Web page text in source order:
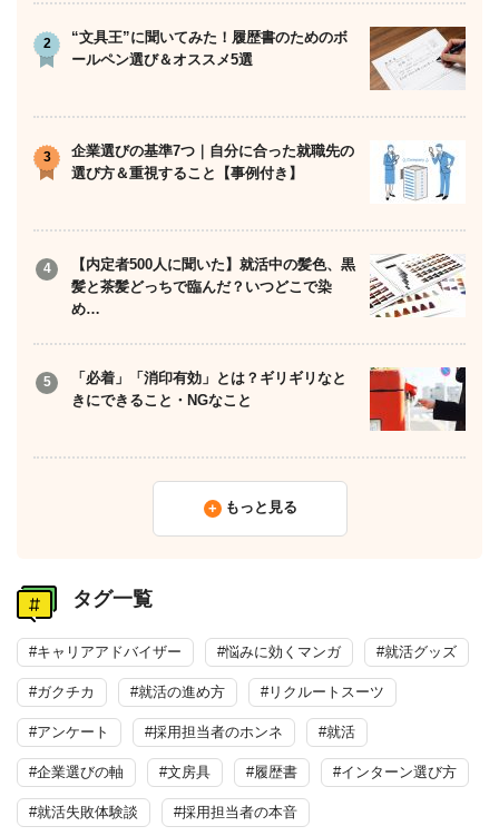
“文具王”に聞いてみた！履歴書のためのボ
ールペン選び＆オススメ5選
企業選びの基準7つ｜自分に合った就職先の
選び方＆重視すること【事例付き】
【内定者500人に聞いた】就活中の髪色、黒
髪と茶髪どっちで臨んだ？いつどこで染
め…
「必着」「消印有効」とは？ギリギリなと
きにできること・NGなこと
もっと見る
タグ一覧
#キャリアアドバイザー #悩みに効くマンガ #就活グッズ
#ガクチカ #就活の進め方 #リクルートスーツ
#アンケート #採用担当者のホンネ #就活
#企業選びの軸 #文房具 #履歴書 #インターン選び方
#就活失敗体験談 #採用担当者の本音